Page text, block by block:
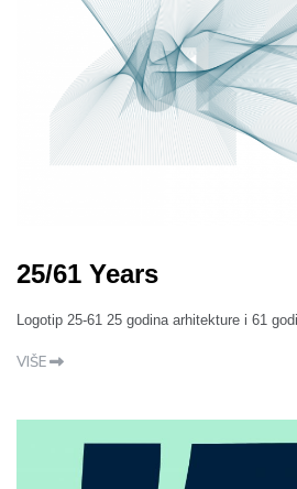
25/61 Years
Logotip 25-61 25 godina arhitekture i 61
VIŠE